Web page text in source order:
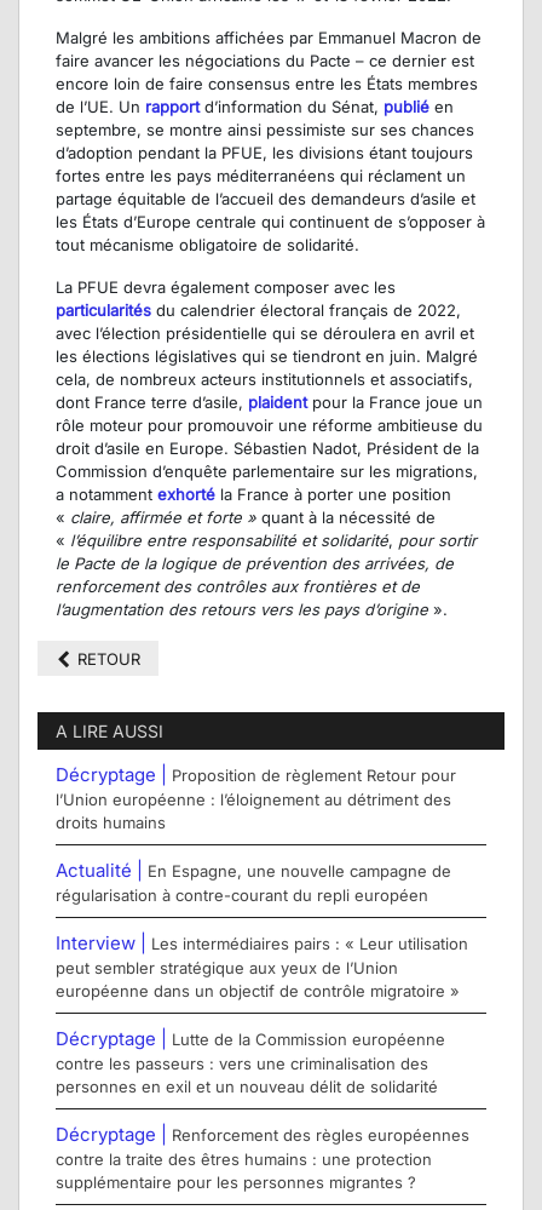
Malgré les ambitions affichées par Emmanuel Macron de
faire avancer les négociations du Pacte – ce dernier est
encore loin de faire consensus entre les États membres
de l’UE. Un rapportd’information du Sénat, publié en
septembre, se montre ainsi pessimiste sur ses chances
d’adoption pendant la PFUE, les divisions étant toujours
fortes entre les pays méditerranéens qui réclament un
partage équitable de l’accueil des demandeurs d’asile et
les États d’Europe centrale qui continuent de s’opposer à
tout mécanisme obligatoire de solidarité.
La PFUE devra également composer avec les
particularités du calendrier électoral français de 2022,
avec l’élection présidentielle qui se déroulera en avril et
les élections législatives qui se tiendront en juin. Malgré
cela, de nombreux acteurs institutionnels et associatifs,
dont France terre d’asile, plaidentpour la France joue un
rôle moteur pour promouvoir une réforme ambitieuse du
droit d’asile en Europe. Sébastien Nadot, Président de la
Commission d’enquête parlementaire sur les migrations,
a notamment exhorté la France à porter une position
« claire, affirmée et forte » quant à la nécessité de
« l’équilibre entre responsabilité et solidarité, pour sortir
le Pacte de la logique de prévention desarrivées, de
renforcement des contrôles aux frontières et de
l’augmentation des retours vers les pays d’origine ».
RETOUR
A LIRE AUSSI
Décryptage |
Proposition de règlement Retour pour
l’Union européenne : l’éloignement au détriment des
droits humains
Actualité |
En Espagne, une nouvelle campagne de
régularisation à contre-courant du repli européen
Interview |
Les intermédiaires pairs : « Leur utilisation
peut sembler stratégique aux yeux de l’Union
européenne dans un objectif de contrôle migratoire »
Décryptage |
Lutte de la Commission européenne
contre les passeurs : vers une criminalisation des
personnes en exil et un nouveau délit de solidarité
Décryptage |
Renforcement des règles européennes
contre la traite des êtres humains : une protection
supplémentaire pour les personnes migrantes ?